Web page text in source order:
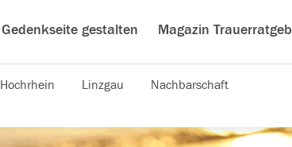
Gedenkseite gestalten Magazin
Hochrhein Linzgau Nachbarschaft